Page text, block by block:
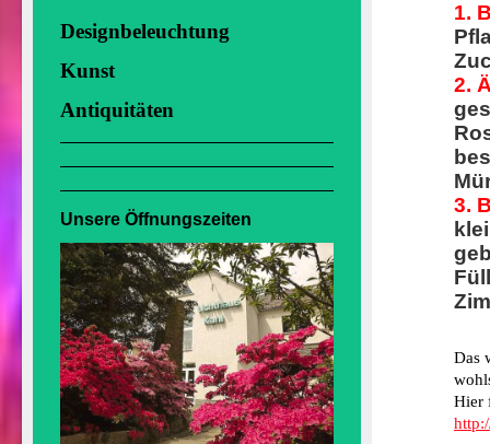
Designbeleuchtung
Kunst
Antiquitäten
Unsere Öffnungszeiten
1.
2.
3.
Das
Hier